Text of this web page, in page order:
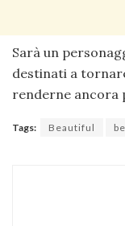
Sarà un
destinati a
renderne ancora
Tags: Beautiful